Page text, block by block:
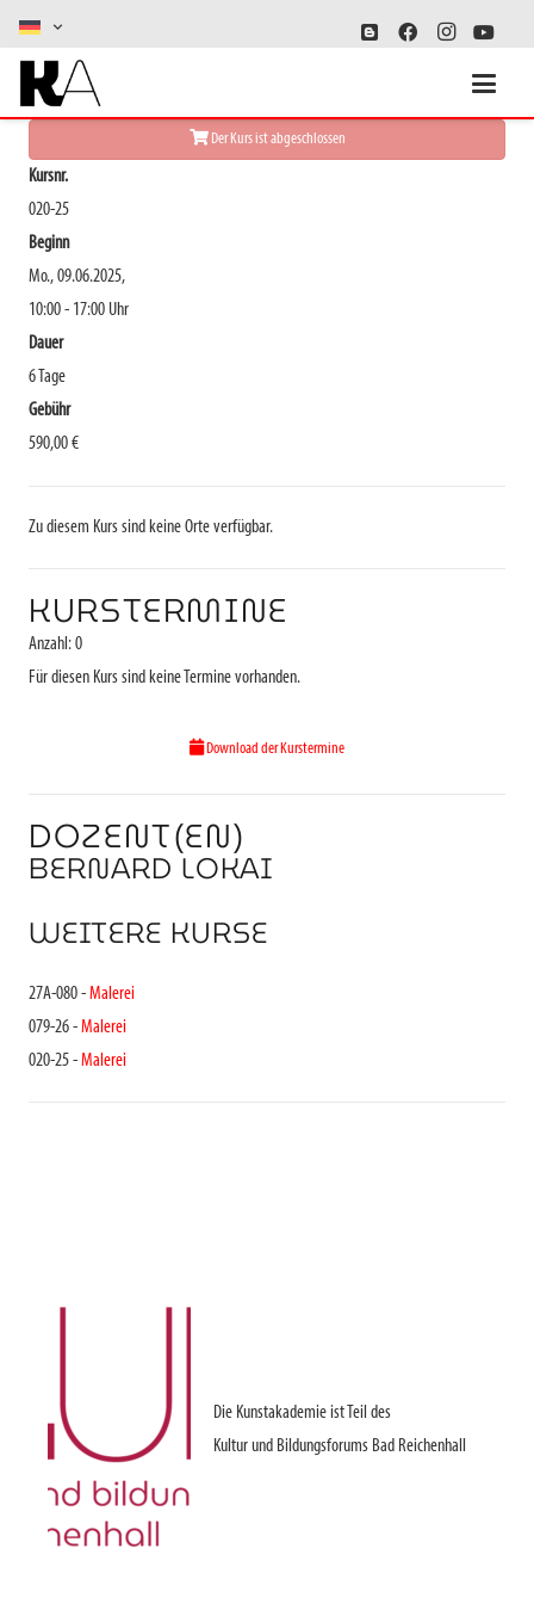
Malerei
Der Kurs ist abgeschlossen
Kursnr.
020-25
Beginn
Mo., 09.06.2025,
10:00 - 17:00 Uhr
Dauer
6 Tage
Gebühr
590,00 €
Zu diesem Kurs sind keine Orte verfügbar.
KURSTERMINE
Anzahl: 0
Für diesen Kurs sind keine Termine vorhanden.
Download der Kurstermine
DOZENT(EN)
BERNARD LOKAI
WEITERE KURSE
27A-080 -Malerei
079-26 -Malerei
020-25 -Malerei
Die Kunstakademie ist Teil des
Kultur und Bildungsforums Bad Reichenhall